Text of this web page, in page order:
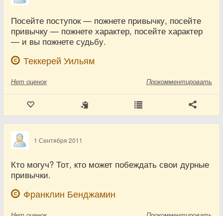
Посейте поступок — пожнете привычку, посейте
привычку — пожнете характер, посейте характер
— и вы пожнете судьбу.
Теккерей Уильям
Нет оценок Прокомментировать
1 Сентября 2011
Кто могуч? Тот, кто может побеждать свои дурные
привычки.
Франклин Бенджамин